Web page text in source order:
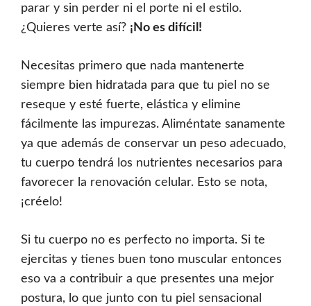
parar y sin perder ni el porte ni el estilo.
¿Quieres verte así? ¡No es difícil!
Necesitas primero que nada mantenerte
siempre bien hidratada para que tu piel no se
reseque y esté fuerte, elástica y elimine
fácilmente las impurezas. Aliméntate sanamente
ya que además de conservar un peso adecuado,
tu cuerpo tendrá los nutrientes necesarios para
favorecer la renovación celular. Esto se nota,
¡créelo!
Si tu cuerpo no es perfecto no importa. Si te
ejercitas y tienes buen tono muscular entonces
eso va a contribuir a que presentes una mejor
postura, lo que junto con tu piel sensacional